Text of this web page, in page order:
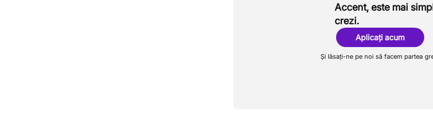
Accent, este mai
crezi.
Aplicați acum
Și lăsați-ne pe noi să facem partea